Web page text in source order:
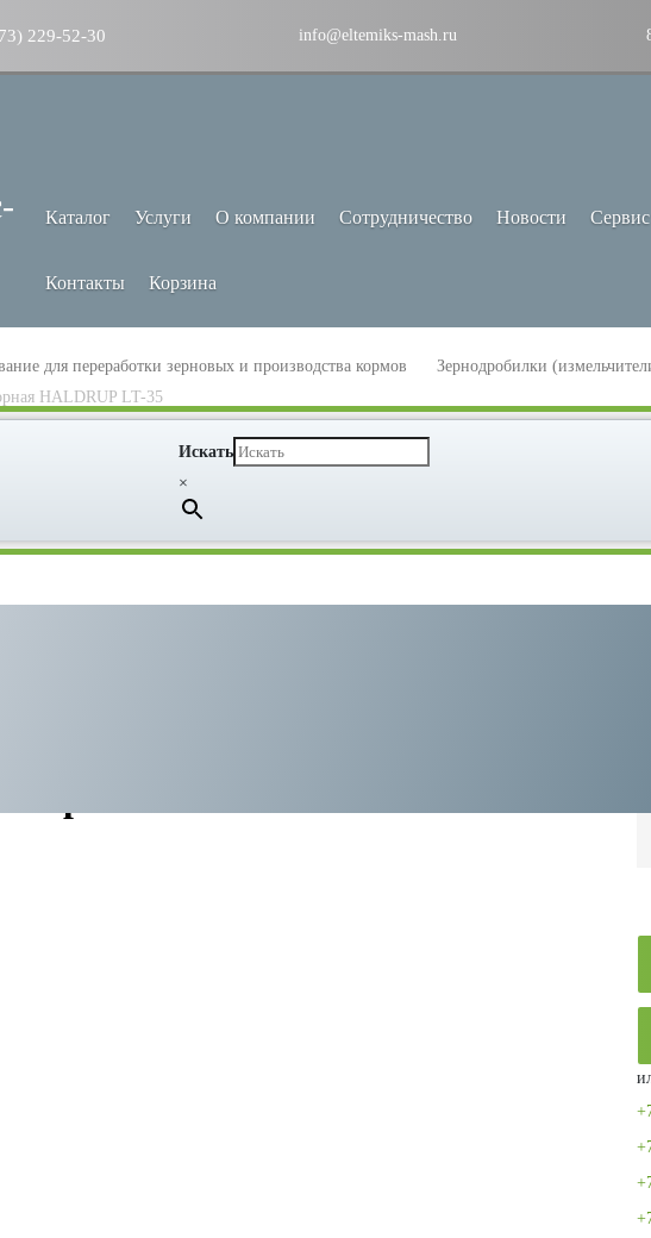
229-52-30 info@eltemiks-mash.ru
Каталог Услуги О компании Сотрудничество Новости Сервис
Контакты Корзина
для переработки зерновых и производства кормов
Зернодробилки
HALDRUP LT-35
Искать
×